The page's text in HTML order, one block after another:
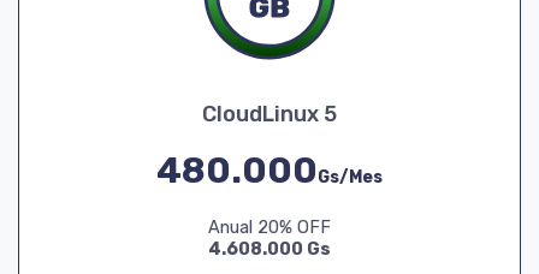
CloudLinux 5
480.000Gs/Mes
Anual 20% OFF
4.608.000 Gs